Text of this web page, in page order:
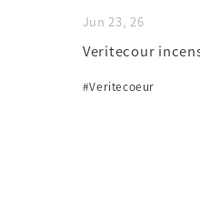
Jun 23, 26
Veritecour
#Veritecoeur